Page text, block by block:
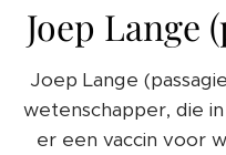
Joep Lange
Joep Lange
wetenschapper, die
er een vaccin voor